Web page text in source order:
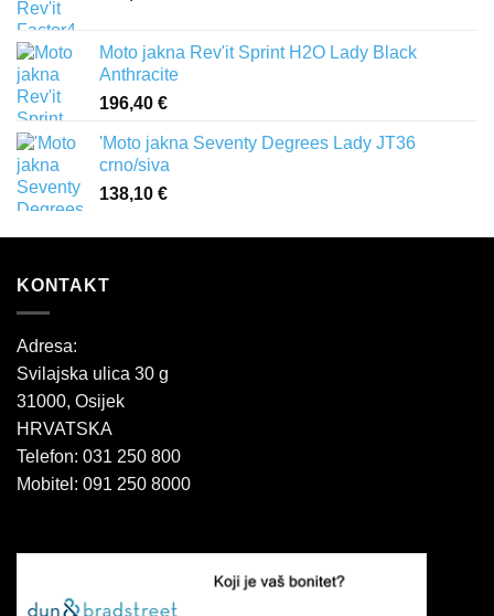
Moto jakna Rev'it Sprint H2O Lady Black
Anthracite
196,40 €
'Moto jakna Seventy Degrees Lady JT36
crno/siva
138,10 €
KONTAKT
Adresa:
Svilajska ulica 30 g
31000, Osijek
HRVATSKA
Telefon: 031 250 800
Mobitel: 091 250 8000